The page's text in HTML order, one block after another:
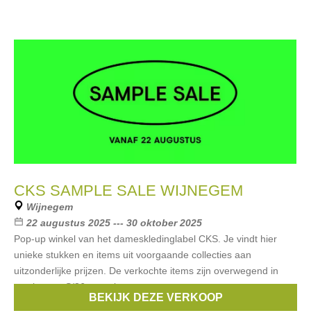
CKS SAMPLE SALE WIJNEGEM
Wijnegem
22 augustus 2025 --- 30 oktober 2025
Pop-up winkel van het dameskledinglabel CKS. Je vindt hier
unieke stukken en items uit voorgaande collecties aan
uitzonderlijke prijzen. De verkochte items zijn overwegend in
staalmaten S/36 en er is
BEKIJK DEZE VERKOOP